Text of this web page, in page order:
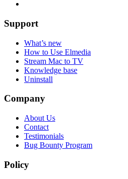
Support
What’s new
How to Use Elmedia
Stream Mac to TV
Knowledge base
Uninstall
Company
About Us
Contact
Testimonials
Bug Bounty Program
Policy